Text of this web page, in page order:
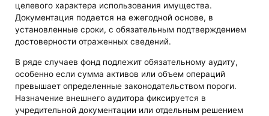
целевого характера использования имущества.
Документация подается на ежегодной основе, в
установленные сроки, с обязательным подтверждением
достоверности отраженных сведений.
В ряде случаев фонд подлежит обязательному аудиту,
особенно если сумма активов или объем операций
превышает определенные законодательством пороги.
Назначение внешнего аудитора фиксируется в
учредительной документации или отдельным решением